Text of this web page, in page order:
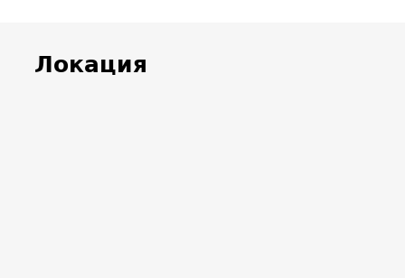
Локация